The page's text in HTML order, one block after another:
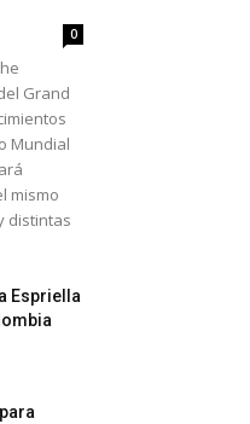
0
Grand
Mundial
mismo
distintas
Espriella